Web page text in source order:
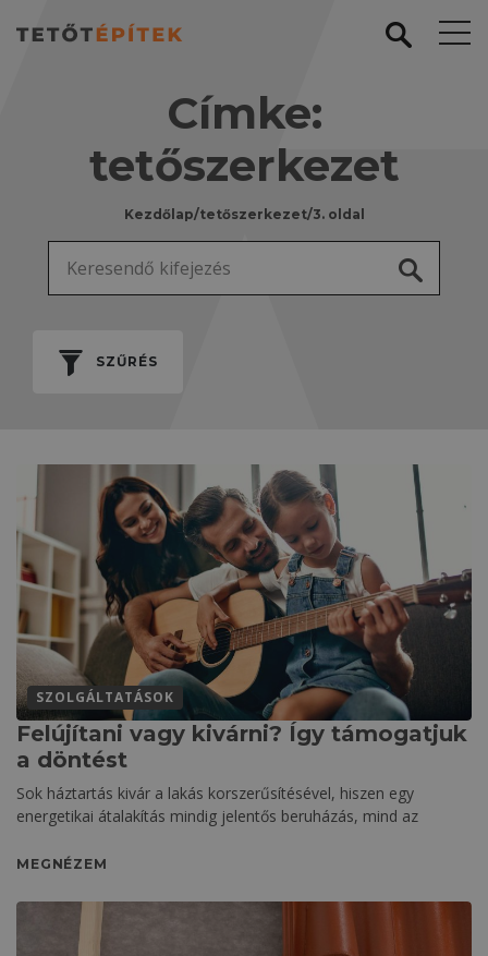
Címke:
tetőszerkezet
Kezdőlap/tetőszerkezet/3. oldal
SZŰRÉS
SZOLGÁLTATÁSOK
Felújítani vagy kivárni? Így támogatjuk
a döntést
Sok háztartás kivár a lakás korszerűsítésével, hiszen egy
energetikai átalakítás mindig jelentős beruházás, mind az
MEGNÉZEM